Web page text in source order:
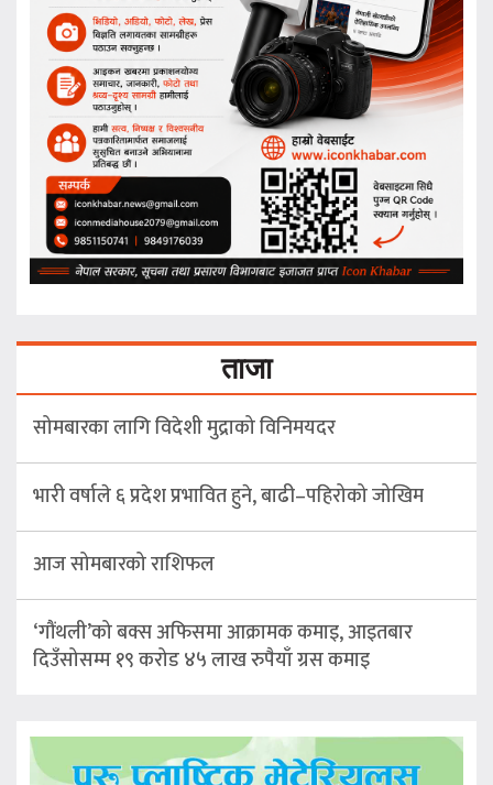
ताजा
सोमबारका लागि विदेशी मुद्राको विनिमयदर
भारी वर्षाले ६ प्रदेश प्रभावित हुने, बाढी–पहिरोको जोखिम
आज सोमबारको राशिफल
‘गौंथली’को बक्स अफिसमा आक्रामक कमाइ, आइतबार
दिउँसोसम्म १९ करोड ४५ लाख रुपैयाँ ग्रस कमाइ